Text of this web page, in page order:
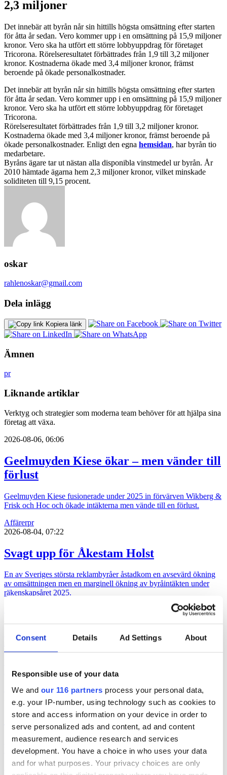
Consent Details Ad Settings About
Responsible use of your data
We and our 116 partners process your personal data,
e.g. your IP-number, using technology such as cookies to
store and access information on your device in order to
serve personalized ads and content, ad and content
measurement, audience research and services
development. You have a choice in who uses your data
and for what purposes. Your privacy choices are only
2,3 miljoner
Det innebär att byrån når sin hittills högsta omsättning efter starten
för åtta år sedan. Vero kommer upp i en omsättning på 15,9 miljoner
kronor. Vero ska ha utfört ett större lobbyuppdrag för företaget
Tricorona. Rörelseresultatet förbättrades från 1,9 till 3,2 miljoner
kronor. Kostnaderna ökade med 3,4 miljoner kronor, främst
beroende på ökade personalkostnader.
Det innebär att byrån når sin hittills högsta omsättning efter starten
för åtta år sedan. Vero kommer upp i en omsättning på 15,9 miljoner
kronor. Vero ska ha utfört ett större lobbyuppdrag för företaget
Tricorona.
Rörelseresultatet förbättrades från 1,9 till 3,2 miljoner kronor.
Kostnaderna ökade med 3,4 miljoner kronor, främst beroende på
ökade personalkostnader. Enligt den egna hemsidan, har byrån tio
medarbetare.
Byråns ägare tar ut nästan alla disponibla vinstmedel ur byrån. År
2010 hämtade ägarna hem 2,3 miljoner kronor, vilket minskade
soliditeten till 9,15 procent.
oskar
rahlenoskar@gmail.com
Dela inlägg
Kopiera länk
Ämnen
pr
Liknande artiklar
Verktyg och strategier som moderna team behöver för att hjälpa sina
företag att växa.
2026-08-06, 06:06
Geelmuyden Kiese ökar – men vänder till
förlust
Geelmuyden Kiese fusionerade under 2025 in förvärven Wikberg &
Frisk och Hoc och ökade intäkterna men vände till en förlust.
Affärerpr
2026-08-04, 07:22
Svagt upp för Åkestam Holst
En av Sveriges största reklambyråer åstadkom en avsevärd ökning
av omsättningen men en marginell ökning av byråintäkten under
räkenskapsåret 2025.
Burson upp 19 procent
2025.
Affärerpr
2026-07-31, 07:00
700 miljoner för Rud Pedersen
Pa-koncernen Rud Pedersen ökade under 2025 både intäkten och
lönsamheten och passerade 700 miljoner kronor i omsättning.
Affärer pr